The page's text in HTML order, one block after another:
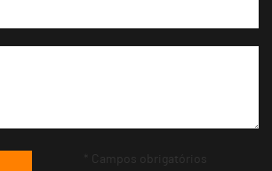
* Campos obrigatórios